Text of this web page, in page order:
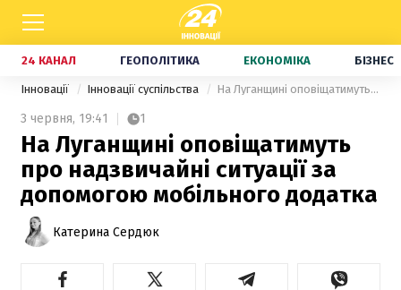
24 КАНАЛ ГЕОПОЛІТИКА ЕКОНОМІКА БІЗНЕС
Інновації Інновації суспільства На Луганщині оповіщатимуть про надзвичайні ситуації за допомогою мобільного додатка
3 червня, 19:41 1
На Луганщині оповіщатимуть
про надзвичайні ситуації за
допомогою мобільного додатка
Катерина Сердюк